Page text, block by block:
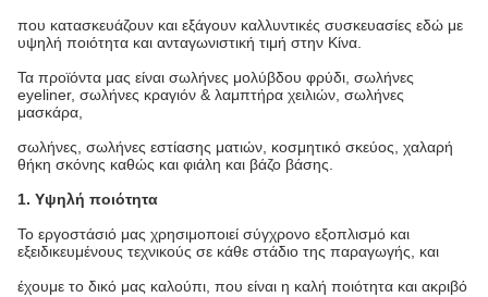
που κατασκευάζουν και εξάγουν καλλυντικές συσκευασίες εδώ με
υψηλή ποιότητα και ανταγωνιστική τιμή στην Κίνα.
Τα προϊόντα μας είναι σωλήνες μολύβδου φρύδι, σωλήνες
eyeliner, σωλήνες κραγιόν & λαμπτήρα χειλιών, σωλήνες
μασκάρα,
σωλήνες, σωλήνες εστίασης ματιών, κοσμητικό σκεύος, χαλαρή
θήκη σκόνης καθώς και φιάλη και βάζο βάσης.
1. Υψηλή ποιότητα
Το εργοστάσιό μας χρησιμοποιεί σύγχρονο εξοπλισμό και
εξειδικευμένους τεχνικούς σε κάθε στάδιο της παραγωγής, και
έχουμε το δικό μας καλούπι, που είναι η καλή ποιότητα και ακριβό